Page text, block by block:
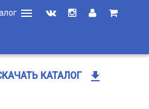
menu
КАТАЛОГ get_app